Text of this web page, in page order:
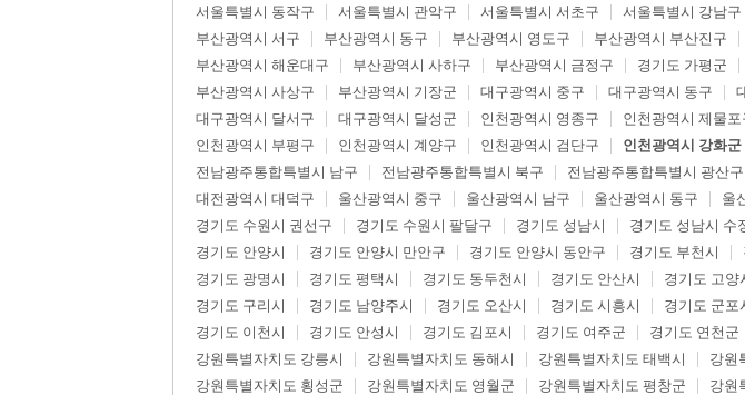
서울특별시 동작구
서울특별시 관악구 서울특별시 서초구 서울특별시 강남구
부산광역시 서구
부산광역시 동구 부산광역시 영도구 부산광역시 부산진구
부산광역시 해운대구
부산광역시 사하구 부산광역시 금정구 경기도 가평군
부산광역시 사상구
부산광역시 기장군 대구광역시 중구 대구광역시 동구
대구광역시 달서구
대구광역시 달성군 인천광역시 영종구 인천광역시 제물포
인천광역시 부평구
인천광역시 계양구 인천광역시 검단구 인천광역시 강화군
전남광주통합특별시 남구
전남광주통합특별시 북구 전남광주통합특별시 광산구
대전광역시 대덕구
울산광역시 중구 울산광역시 남구 울산광역시 동구 울
경기도 수원시 권선구
경기도 수원시 팔달구 경기도 성남시 경기도 성남시 수
경기도 안양시
경기도 안양시 만안구 경기도 안양시 동안구 경기도 부천시
경기도 광명시
경기도 평택시 경기도 동두천시 경기도 안산시 경기도 고양
경기도 구리시
경기도 남양주시 경기도 오산시 경기도 시흥시 경기도 군포
경기도 이천시
경기도 안성시 경기도 김포시 경기도 여주군 경기도 연천군
강원특별자치도 강릉시
강원특별자치도 동해시 강원특별자치도 태백시 강원
강원특별자치도 횡성군
강원특별자치도 영월군 강원특별자치도 평창군 강원